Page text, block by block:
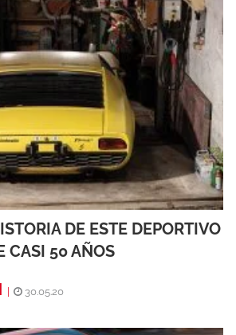
DE ESTE DEPORTIVO
CASI 50 AÑOS
30.05.20